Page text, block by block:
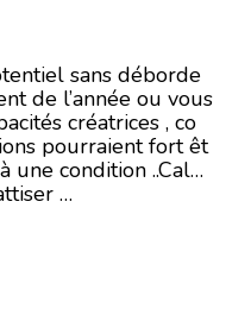
sans déborde
de l’année ou vous
créatrices , co
pourraient fort êt
une condition ..Calm
…